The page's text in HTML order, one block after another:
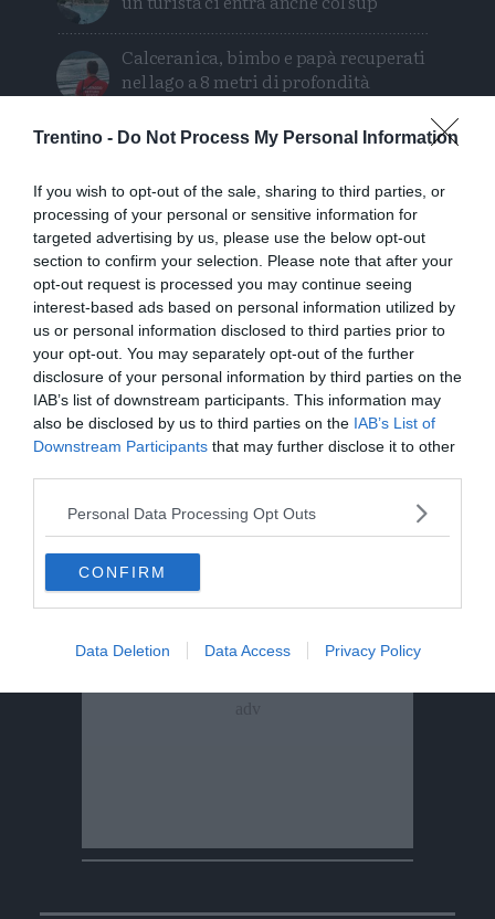
Trentino - Do Not Process My Personal Information
If you wish to opt-out of the sale, sharing to third parties, or
processing of your personal or sensitive information for
targeted advertising by us, please use the below opt-out
section to confirm your selection. Please note that after your
opt-out request is processed you may continue seeing
interest-based ads based on personal information utilized by
us or personal information disclosed to third parties prior to
your opt-out. You may separately opt-out of the further
disclosure of your personal information by third parties on the
IAB’s list of downstream participants. This information may
also be disclosed by us to third parties on the IAB’s List of
Downstream Participants that may further disclose it to other
Personal Data Processing Opt Outs
CONFIRM
Data Deletion Data Access Privacy Policy
Calceranica, bimbo e papà recuperati
nel lago a 8 metri di profondità
Solo venerdì un calo delle temperature
Tragedia in piscina: perde la vita un
ragazzo di Trento
Morto Mattia Maestri: aveva 13 anni, in
coma dal 2017 dopo un formaggio
contaminato
Tragedia sul Latemar: quattordicenne
precipita e muore